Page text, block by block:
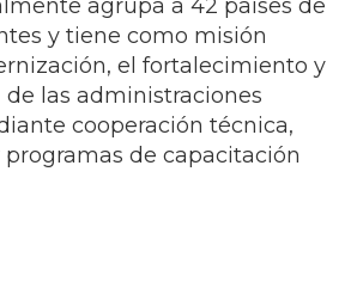
agrupa a 42 países de
y tiene como misión
el fortalecimiento y
de las administraciones
cooperación técnica,
de capacitación